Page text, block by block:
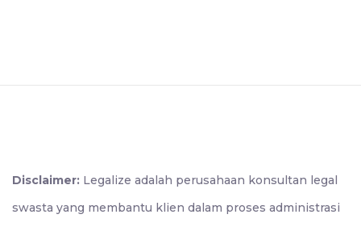
Disclaimer: Legalize adalah perusahaan konsultan legal
swasta yang membantu klien dalam proses administrasi